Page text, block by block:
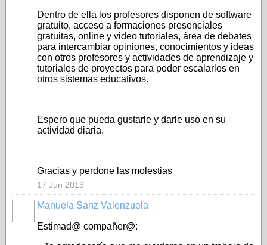
Dentro de ella los profesores disponen de software
gratuito, acceso a formaciones presenciales
gratuitas, online y video tutoriales, área de debates
para intercambiar opiniones, conocimientos y ideas
con otros profesores y actividades de aprendizaje y
tutoriales de proyectos para poder escalarlos en
otros sistemas educativos.
Espero que pueda gustarle y darle uso en su
actividad diaria.
Gracias y perdone las molestias
17 Jun 2013
Manuela Sanz Valenzuela
Estimad@ compañer@: